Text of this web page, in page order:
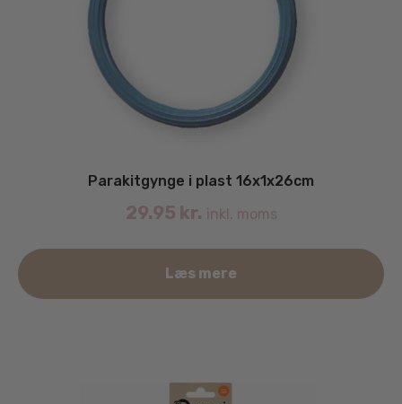
Parakitgynge i plast 16x1x26cm
29.95 kr. inkl. moms
Læs mere